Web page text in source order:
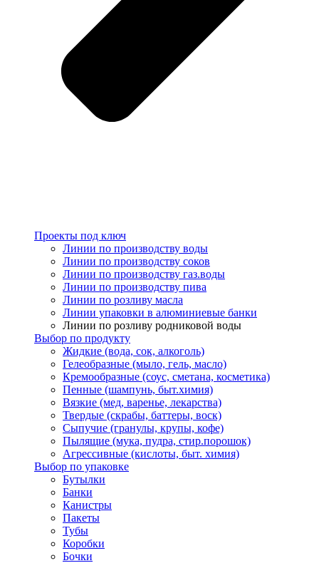
Проекты под ключ
Линии по производству воды
Линии по производству соков
Линии по производству газ.воды
Линии по производству пива
Линии по розливу масла
Линии упаковки в алюминиевые банки
Линии по розливу родниковой воды
Выбор по продукту
Жидкие (вода, сок, алкоголь)
Гелеобразные (мыло, гель, масло)
Кремообразные (соус, сметана, косметика)
Пенные (шампунь, быт.химия)
Вязкие (мед, варенье, лекарства)
Твердые (скрабы, баттеры, воск)
Сыпучие (гранулы, крупы, кофе)
Пылящие (мука, пудра, стир.порошок)
Агрессивные (кислоты, быт. химия)
Выбор по упаковке
Бутылки
Банки
Канистры
Пакеты
Тубы
Коробки
Бочки